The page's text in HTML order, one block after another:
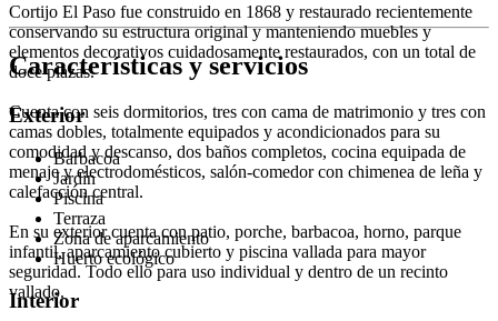
Cortijo El Paso fue construido en 1868 y restaurado recientemente
conservando su estructura original y manteniendo muebles y
elementos decorativos cuidadosamente restaurados, con un total de
doce plazas.
Cuenta con seis dormitorios, tres con cama de matrimonio y tres con
camas dobles, totalmente equipados y acondicionados para su
comodidad y descanso, dos baños completos, cocina equipada de
menaje y electrodomésticos, salón-comedor con chimenea de leña y
calefacción central.
En su exterior cuenta con patio, porche, barbacoa, horno, parque
infantil, aparcamiento cubierto y piscina vallada para mayor
seguridad. Todo ello para uso individual y dentro de un recinto
vallado.
Características y servicios
Exterior
Barbacoa
Jardín
Piscina
Terraza
Zona de aparcamiento
Huerto ecológico
Interior